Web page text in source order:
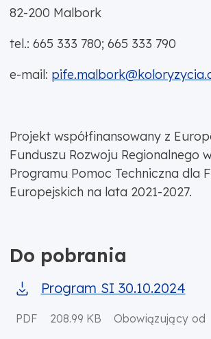
82-200 Malbork
tel.: 665 333 780; 665 333 790
e-mail:
Projekt współfinansowany z
Funduszu Rozwoju Regionalnego
Programu Pomoc Techniczna dla
Europejskich na lata 2021-2027.
Do pobrania
Program SI 30.10.2024
PDF 208.99 KB Obowiązujący od